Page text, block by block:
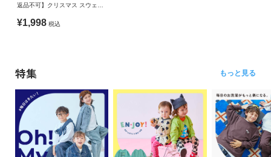
返品不可】クリスマス スウェッ
¥1,998 税込
特集 もっと見る